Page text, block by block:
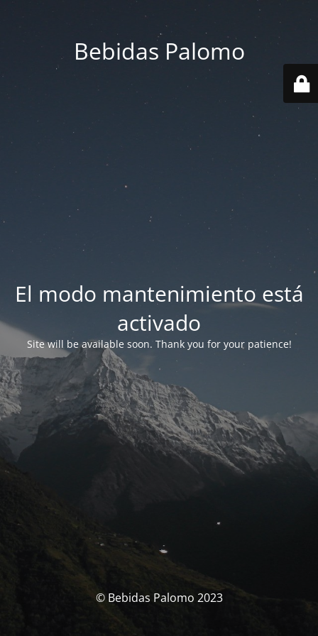
Bebidas Palomo
El modo mantenimiento está
activado
Site will be available soon. Thank you for your patience!
© Bebidas Palomo 2023